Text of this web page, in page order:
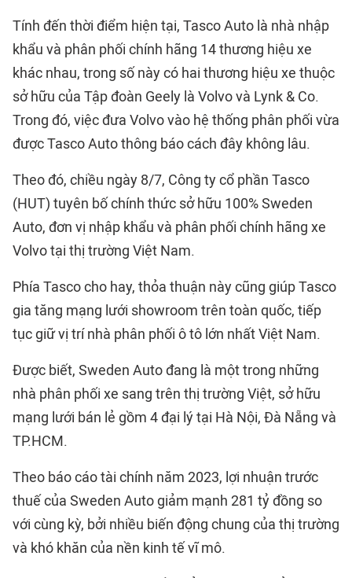
Tính đến thời điểm hiện tại, Tasco Auto là nhà nhập
khẩu và phân phối chính hãng 14 thương hiệu xe
khác nhau, trong số này có hai thương hiệu xe thuộc
sở hữu của Tập đoàn Geely là Volvo và Lynk & Co.
Trong đó, việc đưa Volvo vào hệ thống phân phối vừa
được Tasco Auto thông báo cách đây không lâu.
Theo đó, chiều ngày 8/7, Công ty cổ phần Tasco
(HUT) tuyên bố chính thức sở hữu 100% Sweden
Auto, đơn vị nhập khẩu và phân phối chính hãng xe
Volvo tại thị trường Việt Nam.
Phía Tasco cho hay, thỏa thuận này cũng giúp Tasco
gia tăng mạng lưới showroom trên toàn quốc, tiếp
tục giữ vị trí nhà phân phối ô tô lớn nhất Việt Nam.
Được biết, Sweden Auto đang là một trong những
nhà phân phối xe sang trên thị trường Việt, sở hữu
mạng lưới bán lẻ gồm 4 đại lý tại Hà Nội, Đà Nẵng và
TP.HCM.
Theo báo cáo tài chính năm 2023, lợi nhuận trước
thuế của Sweden Auto giảm mạnh 281 tỷ đồng so
với cùng kỳ, bởi nhiều biến động chung của thị trường
và khó khăn của nền kinh tế vĩ mô.